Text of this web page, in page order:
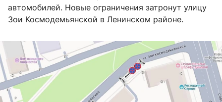
автомобилей. Новые ограничения затронут улицу
Зои Космодемьянской в Ленинском районе.